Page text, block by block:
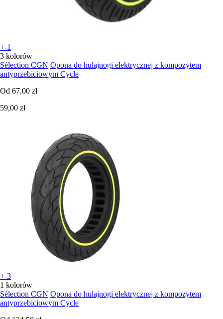
+-1
3 kolorów
Sélection CGN Opona do hulajnogi elektrycznej z kompozytem
antyprzebiciowym Cycle
Od 67,00 zł
59,00 zł
+-3
1 kolorów
Sélection CGN Opona do hulajnogi elektrycznej z kompozytem
antyprzebiciowym Cycle